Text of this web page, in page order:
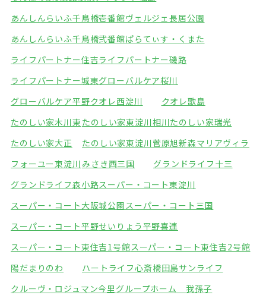
あんしんらいふ千鳥橋壱番館ヴェルジェ長居公園
あんしんらいふ千鳥橋弐番館ぱらてぃす・くまた
ライフパートナー住吉ライフパートナー磯路
ライフパートナー城東グローバルケア桜川
グローバルケア平野クオレ西淀川
クオレ歌島
たのしい家木川東 たのしい家東淀川相川たのしい家瑞光
たのしい家大正
たのしい家東淀川菅原旭新森マリアヴィラ
フォーユー東淀川 みさき西三国
グランドライフ十三
グランドライフ森小路スーパー・コート東淀川
スーパー・コート大阪城公園スーパー・コート三国
スーパー・コート平野せいりょう平野喜連
スーパー・コート東住吉1号館スーパー・コート東住吉2号館
陽だまりのわ
ハートライフ心斎橋田島サンライフ
クルーヴ・ロジュマン今里 グループホーム 我孫子